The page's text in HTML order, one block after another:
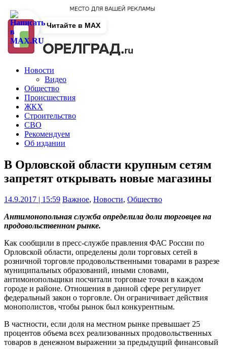
Новости
Видео
Общество
Происшествия
ЖКХ
Строительство
СВО
Рекомендуем
Об издании
В Орловской области крупным сетям
запретят открывать новые магазины
14.9.2017 | 15:59 Важное, Новости, Общество
Антимонопольная служба определила доли торговцев на
продовольственном рынке.
Как сообщили в пресс-службе правления ФАС России по
Орловской области, определены доли торговых сетей в
розничной торговле продовольственными товарами в разрезе
муниципальных образований, иными словами,
антимонопольщики посчитали торговые точки в каждом
городе и районе. Отношения в данной сфере регулирует
федеральный закон о торговле. Он ограничивает действия
монополистов, чтобы рынок был конкурентным.
В частности, если доля на местном рынке превышает 25
процентов объема всех реализованных продовольственных
товаров в денежном выражении за предыдущий финансовый
Читайте в MAX